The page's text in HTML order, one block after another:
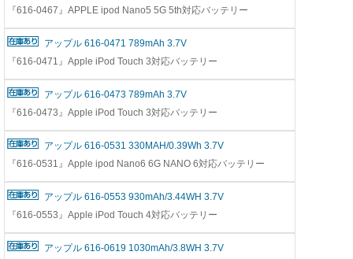
『616-0467』APPLE ipod Nano5 5G 5th対応バッテリー
アップル 616-0471 789mAh 3.7V
『616-0471』Apple iPod Touch 3対応バッテリー
アップル 616-0473 789mAh 3.7V
『616-0473』Apple iPod Touch 3対応バッテリー
アップル 616-0531 330MAH/0.39Wh 3.7V
『616-0531』Apple ipod Nano6 6G NANO 6対応バッテリー
アップル 616-0553 930mAh/3.44WH 3.7V
『616-0553』Apple iPod Touch 4対応バッテリー
アップル 616-0619 1030mAh/3.8WH 3.7V